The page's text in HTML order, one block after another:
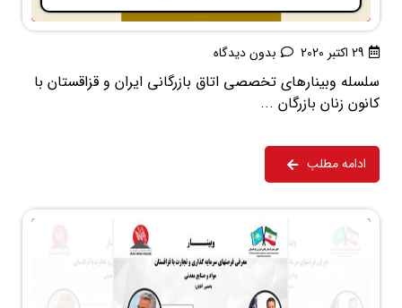
29 اکتبر 2020 بدون دیدگاه
سلسله وبینارهای تخصصی اتاق بازرگانی ایران و قزاقستان با
کانون زنان بازرگان ...
ادامه مطلب